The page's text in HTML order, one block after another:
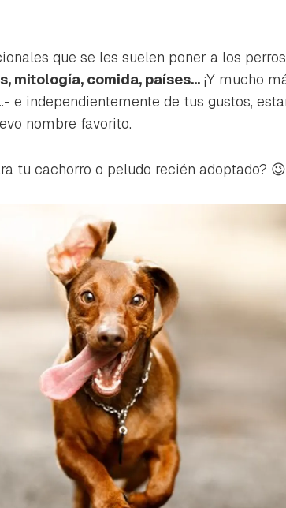
como favorito, primero has de iniciar sesión con
INICIAR SESIÓN CANCELAR
que se les suelen poner a los
mitología, comida, países... ¡Y mucho
e independientemente de tus gustos,
nombre favorito.
tu cachorro o peludo recién adoptado? 😉
ACEPTAR